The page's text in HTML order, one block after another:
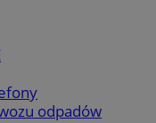
odpadów